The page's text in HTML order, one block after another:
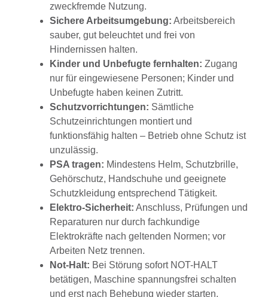
zweckfremde Nutzung.
Sichere Arbeitsumgebung: Arbeitsbereich
sauber, gut beleuchtet und frei von
Hindernissen halten.
Kinder und Unbefugte fernhalten: Zugang
nur für eingewiesene Personen; Kinder und
Unbefugte haben keinen Zutritt.
Schutzvorrichtungen: Sämtliche
Schutzeinrichtungen montiert und
funktionsfähig halten – Betrieb ohne Schutz ist
unzulässig.
PSA tragen: Mindestens Helm, Schutzbrille,
Gehörschutz, Handschuhe und geeignete
Schutzkleidung entsprechend Tätigkeit.
Elektro-Sicherheit: Anschluss, Prüfungen und
Reparaturen nur durch fachkundige
Elektrokräfte nach geltenden Normen; vor
Arbeiten Netz trennen.
Not-Halt: Bei Störung sofort NOT-HALT
betätigen, Maschine spannungsfrei schalten
und erst nach Behebung wieder starten.